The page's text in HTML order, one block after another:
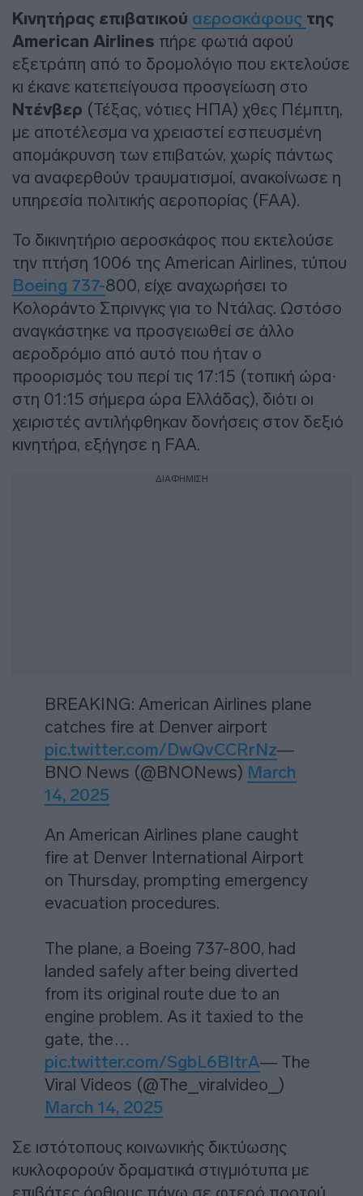
Κινητήρας επιβατικού αεροσκάφους της
American Airlines πήρε φωτιά αφού
εξετράπη από το δρομολόγιο που εκτελούσε
κι έκανε κατεπείγουσα προσγείωση στο
Ντένβερ (Τέξας, νότιες ΗΠΑ) χθες Πέμπτη,
με αποτέλεσμα να χρειαστεί εσπευσμένη
απομάκρυνση των επιβατών, χωρίς πάντως
να αναφερθούν τραυματισμοί, ανακοίνωσε η
υπηρεσία πολιτικής αεροπορίας (FAA).
Το δικινητήριο αεροσκάφος που εκτελούσε
την πτήση 1006 της American Airlines, τύπου
Boeing 737-800, είχε αναχωρήσει το
Κολοράντο Σπρινγκς για το Ντάλας. Ωστόσο
αναγκάστηκε να προσγειωθεί σε άλλο
αεροδρόμιο από αυτό που ήταν ο
προορισμός του περί τις 17:15 (τοπική ώρα·
στη 01:15 σήμερα ώρα Ελλάδας), διότι οι
χειριστές αντιλήφθηκαν δονήσεις στον δεξιό
κινητήρα, εξήγησε η FAA.
ΔΙΑΦΗΜΙΣΗ
BREAKING: American Airlines plane
catches fire at Denver airport
pic.twitter.com/DwQvCCRrNz—
BNO News (@BNONews) March
14, 2025
An American Airlines plane caught
fire at Denver International Airport
on Thursday, prompting emergency
evacuation procedures.
The plane, a Boeing 737-800, had
landed safely after being diverted
from its original route due to an
engine problem. As it taxied to the
gate, the…
pic.twitter.com/SgbL6BItrA— The
Viral Videos (@The_viralvideo_)
March 14, 2025
Σε ιστότοπους κοινωνικής δικτύωσης
κυκλοφορούν δραματικά στιγμιότυπα με